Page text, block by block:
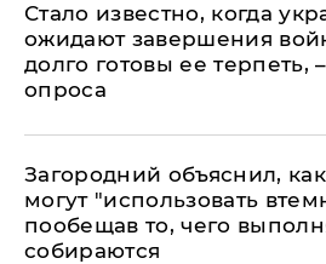
Стало известно, когда
ожидают завершения
долго готовы ее терпеть,
опроса
Загородний объяснил,
могут "использовать
пообещав то, чего
собираются